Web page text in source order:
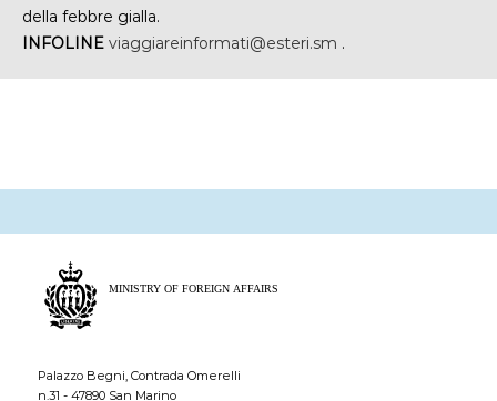
della febbre gialla.
INFOLINE viaggiareinformati@esteri.sm .
Palazzo Begni, Contrada Omerelli
n.31 - 47890 San Marino